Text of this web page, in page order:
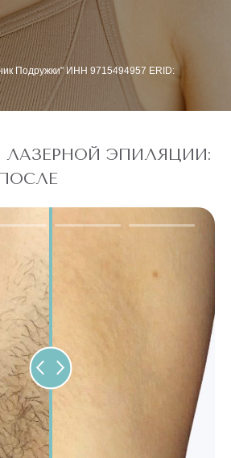
Подружки" ИНН 9715494957 ERID:
ЛАЗЕРНОЙ ЭПИЛЯЦИИ: